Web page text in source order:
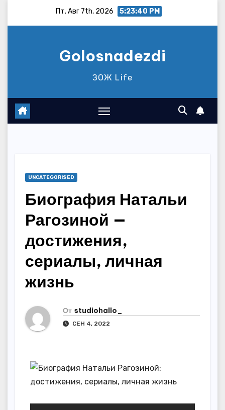
Пт. Авг 7th, 2026 5:23:41 PM
Golosnadezdi
ЗОЖ Life
UNCATEGORISED
Биография Натальи
Рагозиной —
достижения,
сериалы, личная
жизнь
От studiohallo_
СЕН 4, 2022